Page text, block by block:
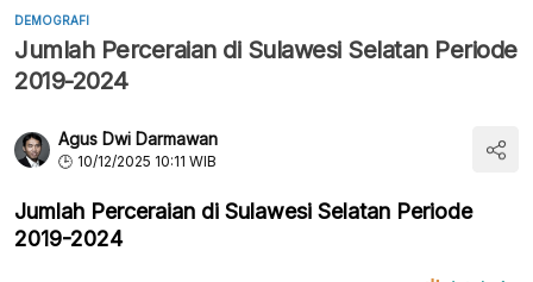
DEMOGRAFI
Jumlah Perceraian di Sulawesi Selatan Periode
2019-2024
Agus Dwi Darmawan
10/12/2025 10:11 WIB
Jumlah Perceraian di Sulawesi Selatan Periode
2019-2024